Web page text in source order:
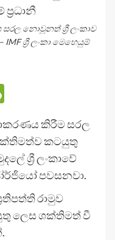
නොවූනත් ශ්‍රී ලංකාව
ශ්‍රී ලංකා මෙහෙයුම්
කිරීම සරල
කටයුතු
ශ්‍රී ලංකාවේ
පවසනවා.
රාමුව
ලෙස ශක්තිමත් වී